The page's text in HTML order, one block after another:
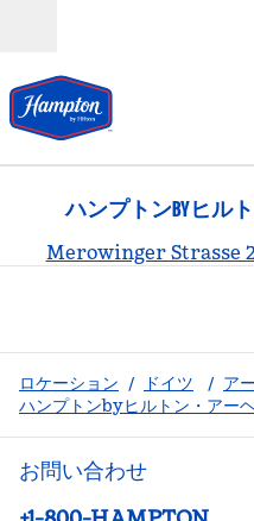
ハンプトンBYヒル
Merowinger Strasse
ロケーション / ドイツ / ア
ハンプトンbyヒルトン・アー
お問い合わせ